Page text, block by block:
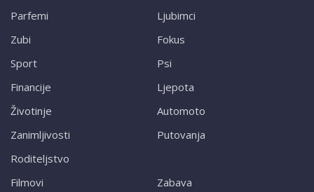
Parfemi
Zubi
Sport
Financije
Životinje
Zanimljivosti
Roditeljstvo
Ljubimci
Fokus
Psi
Ljepota
Automoto
Putovanja
Filmovi Zabava